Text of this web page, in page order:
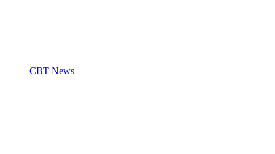
CBT News